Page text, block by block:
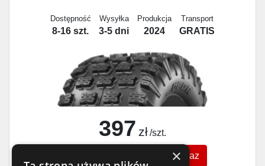
Dostępność
8-16 szt.
Wysyłka
3-5 dni
Produkcja
2024
Transport
GRATIS
397 zł /szt.
Kup teraz
×